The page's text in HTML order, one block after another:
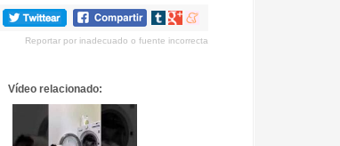
Compartir
tumblr
Compartir
Google+
Compartir
meneame
Reportar por inadecuado o fuente incorrecta
Vídeo relacionado: